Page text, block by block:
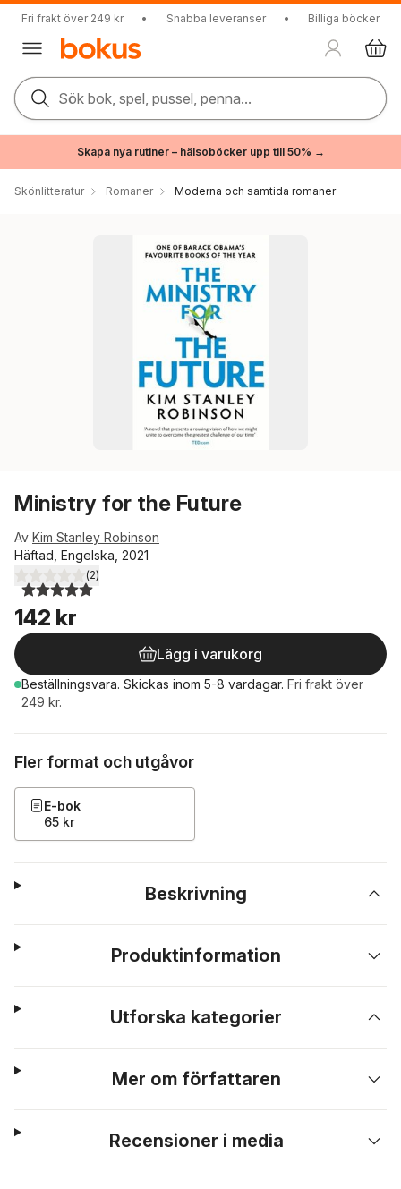
Fri frakt över 249 kr • Snabba leveranser • Billiga böcker
Sök bok, spel, pussel, penna...
Skapa nya rutiner – hälsoböcker upp till 50% →
Skönlitteratur Romaner Moderna och samtida romaner
Ministry for the Future
Av Kim Stanley Robinson
Häftad, Engelska, 2021
5,0utav 5 stjärnor. Totalt antal röster:
(2)
142 kr
Lägg i varukorg
Beställningsvara. Skickas inom 5-8 vardagar. Fri frakt över
249 kr.
Fler format och utgåvor
E-bok
65 kr
Beskrivning
Produktinformation
Utforska kategorier
Mer om författaren
Recensioner i media